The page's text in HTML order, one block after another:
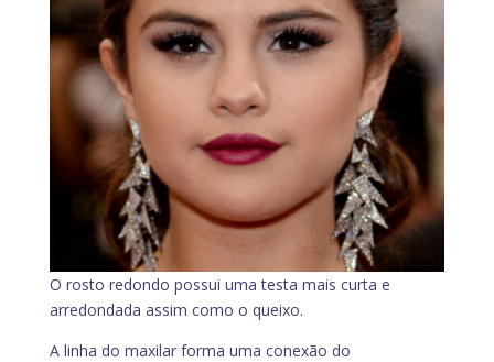
O rosto redondo possui uma testa mais curta e
arredondada assim como o queixo.
A linha do maxilar forma uma conexão do